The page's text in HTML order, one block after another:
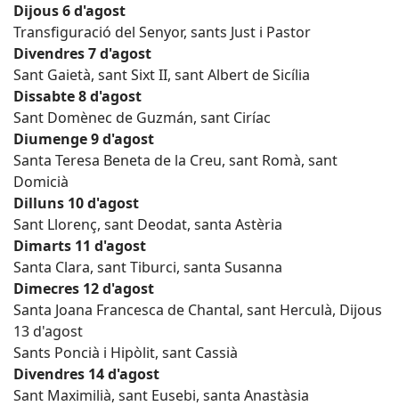
Dijous 6 d'agost
Transfiguració del Senyor, sants Just i Pastor
Divendres 7 d'agost
Sant Gaietà, sant Sixt II, sant Albert de Sicília
Dissabte 8 d'agost
Sant Domènec de Guzmán, sant Ciríac
Diumenge 9 d'agost
Santa Teresa Beneta de la Creu, sant Romà, sant
Domicià
Dilluns 10 d'agost
Sant Llorenç, sant Deodat, santa Astèria
Dimarts 11 d'agost
Santa Clara, sant Tiburci, santa Susanna
Dimecres 12 d'agost
Santa Joana Francesca de Chantal, sant Herculà, Dijous
13 d'agost
Sants Poncià i Hipòlit, sant Cassià
Divendres 14 d'agost
Sant Maximilià, sant Eusebi, santa Anastàsia